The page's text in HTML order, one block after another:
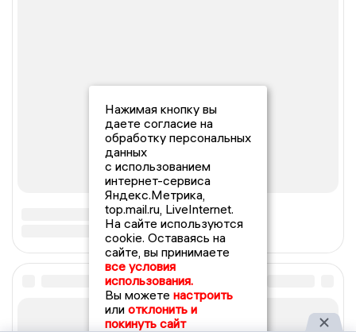
Нажимая кнопку вы
даете согласие на
обработку персональных
данных
с использованием
интернет-сервиса
Яндекс.Метрика,
top.mail.ru, LiveInternet.
На сайте используются
cookie. Оставаясь на
сайте, вы принимаете
все условия
использования.
Вы можете настроить
или отклонить и
покинуть сайт